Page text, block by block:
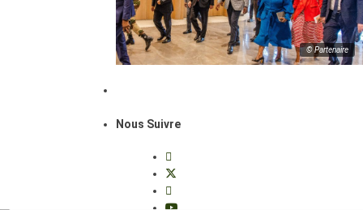
© Partenaire
Nous Suivre